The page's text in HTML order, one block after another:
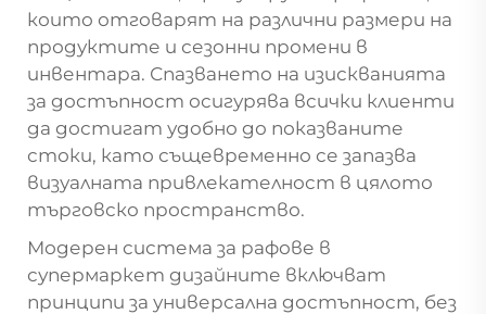
които отговарят на различни размери на
продуктите и сезонни промени в
инвентара. Спазването на изискванията
за достъпност осигурява всички клиенти
да достигат удобно до показваните
стоки, като същевременно се запазва
визуалната привлекателност в цялото
търговско пространство.
Модерен система за рафове в
супермаркет дизайните включват
принципи за универсална достъпност, без